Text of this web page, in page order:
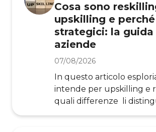
organizzazioni italiane
ancora impreparate ad
accompagnare questa
Le evidenze riportate si
ricerca dell’Osservatorio
Innovation , punto di
nazionale per l’analisi
dell’innovazione nella
Cosa sono
upskilling e
strategici: la guida
aziende
07/08/2026
In questo articolo
intende per upskilling e
quali differenze li
perché stanno